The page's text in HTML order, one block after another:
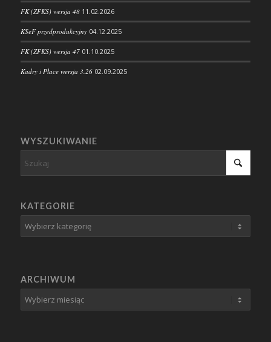
FK (ZFKS) wersja 48 11.02.2026
KSeF przedprodukcyjny 04.12.2025
FK (ZFKS) wersja 47 01.10.2025
Kadry i Płace wersja 3.26 02.09.2025
WYSZUKIWANIE
KATEGORIE
Kategorie
ARCHIWUM